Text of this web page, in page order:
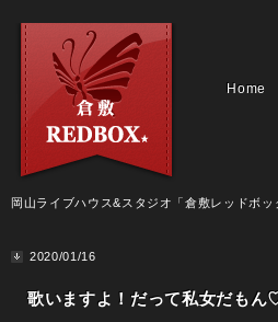
Home
岡山ライブハウス&スタジオ「倉敷レッドボッ
2020/01/16
歌いますよ！だって私女だもん